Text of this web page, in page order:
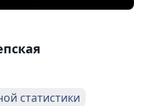
статистики